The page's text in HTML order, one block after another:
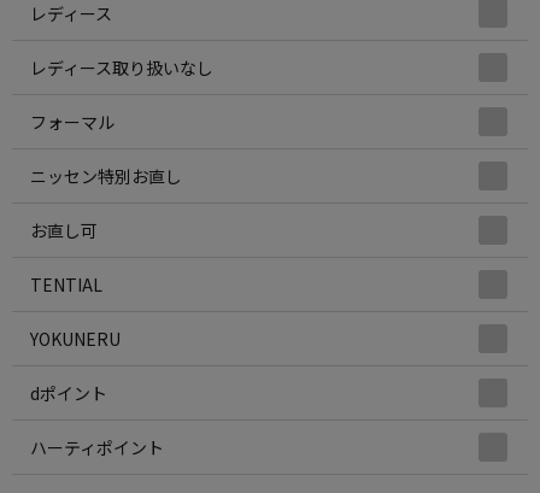
レディース
レディース取り扱いなし
フォーマル
ニッセン特別お直し
お直し可
TENTIAL
YOKUNERU
dポイント
ハーティポイント